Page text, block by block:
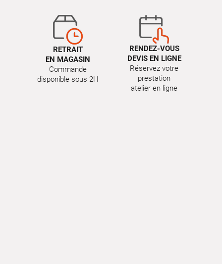
RETRAIT
EN MAGASIN
Commande
disponible sous 2H
RENDEZ-VOUS
DEVIS EN LIGNE
Réservez votre
prestation
atelier en ligne